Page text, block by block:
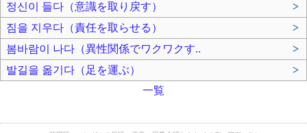
정신이 들다（意識を取り戻す）
>
짐을 지우다（責任を取らせる）
>
봄바람이 나다（異性関係でワクワクす..
>
발길을 옮기다（足を運ぶ）
>
一覧